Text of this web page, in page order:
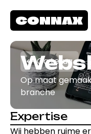
CONNAX
Ga terug
Op maat
branche
Expertise
Wij hebben ruime